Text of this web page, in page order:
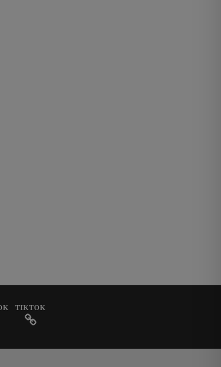
TIKTOK